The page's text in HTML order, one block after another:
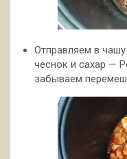
Отправляем в чашу
чеснок и сахар —
забываем